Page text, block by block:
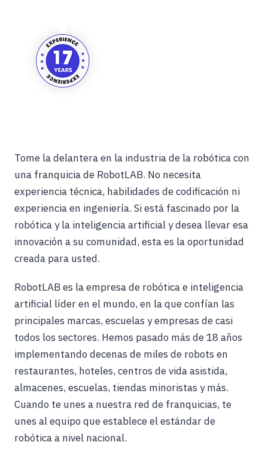
Tome la delantera en la industria de la robótica con
una franquicia de RobotLAB. No necesita
experiencia técnica, habilidades de codificación ni
experiencia en ingeniería. Si está fascinado por la
robótica y la inteligencia artificial y desea llevar esa
innovación a su comunidad, esta es la oportunidad
creada para usted.
RobotLAB es la empresa de robótica e inteligencia
artificial líder en el mundo, en la que confían las
principales marcas, escuelas y empresas de casi
todos los sectores. Hemos pasado más de 18 años
implementando decenas de miles de robots en
restaurantes, hoteles, centros de vida asistida,
almacenes, escuelas, tiendas minoristas y más.
Cuando te unes a nuestra red de franquicias, te
unes al equipo que establece el estándar de
robótica a nivel nacional.